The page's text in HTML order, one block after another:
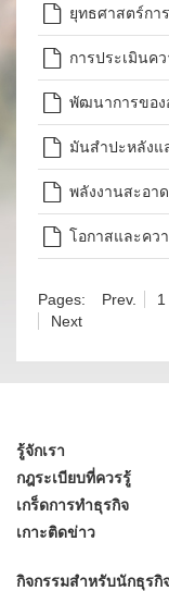
ยุทธศาสตร์กา
เขตเศรษฐกิจพิเศษ
การประเมินคว
ระหว่าง สปป. ลาว
พัฒนาการของ
มันสำปะหลังแล
ลาว
พลังงานสะอาด
แบบยั่งยืนของ สปป.
โอกาสและควา
Pages:
Prev. 1
Next
รู้จักเรา
กฎระเบียบที่ควรรู้
เกร็ดการทำธุรกิจ
เกาะติดข่าว
กิจกรรมสำหรับนักธุรกิ